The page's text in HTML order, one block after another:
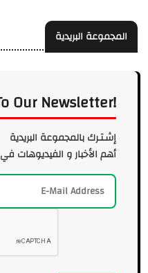
المجموعة البريدية
Our Newsletter!
إشـتـرك بالمجموعة البريدية
أهم الأخبار و الفيديوهات